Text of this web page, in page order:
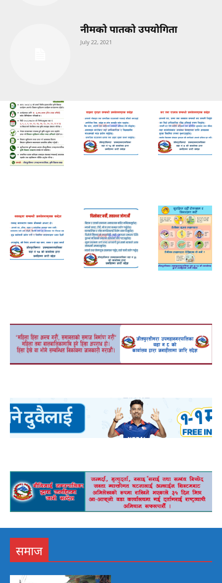
नीमको पातको उपयोगिता
July 22, 2021
समाज